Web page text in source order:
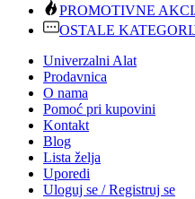
PROMOTIVNE
OSTALE
Univerzalni Alat
Prodavnica
O nama
Pomoć pri kupovini
Kontakt
Blog
Lista želja
Uporedi
Uloguj se / Registruj se